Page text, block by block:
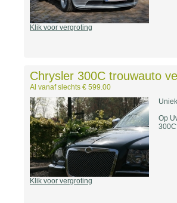
Klik voor vergroting
Chrysler 300C trouwauto
Al vanaf slechts € 599.00
Klik voor vergroting
Op